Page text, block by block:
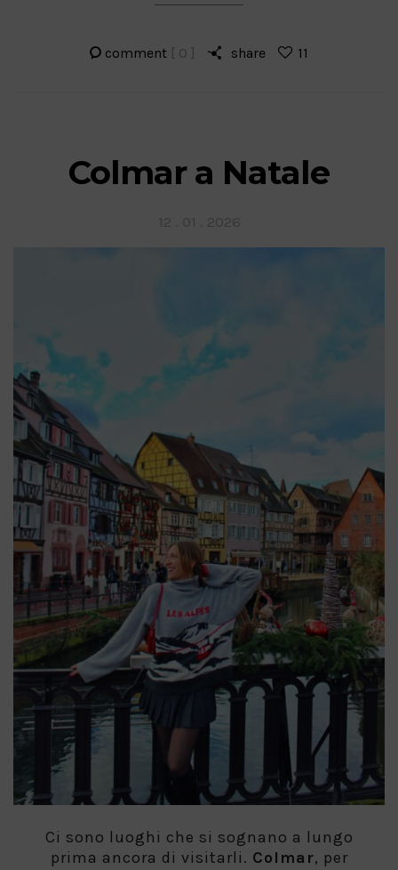
comment [ 0 ] share 11
Colmar a Natale
Ci sono luoghi che si sognano a lungo
prima ancora di visitarli. Colmar, per